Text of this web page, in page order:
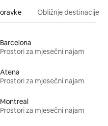
Obližnje destinacije
Barcelona
Prostori za mjesečni najam
Atena
Prostori za mjesečni najam
Montreal
Prostori za mjesečni najam